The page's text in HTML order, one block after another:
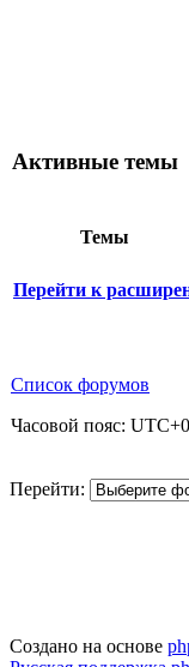
Активные темы
Темы
Перейти к
Список форумов
Часовой пояс:
Перейти:
Создано на основе